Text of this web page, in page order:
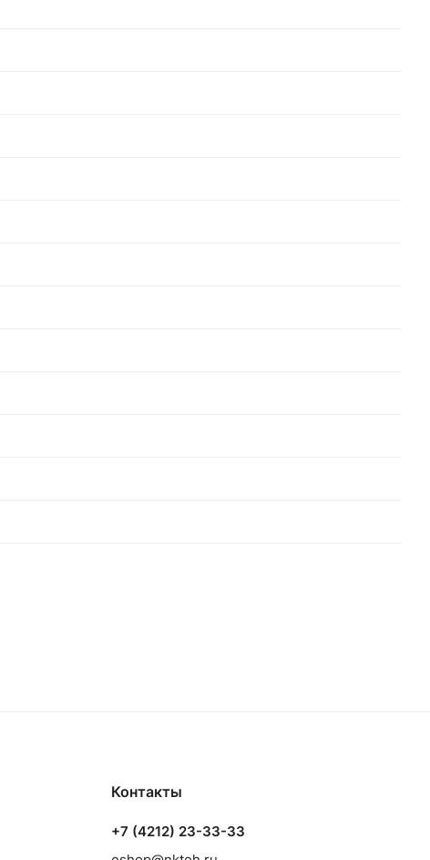
Контакты
+7 (4212) 23-33-33